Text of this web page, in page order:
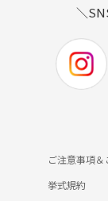
＼
ご注意事項＆
挙式規約